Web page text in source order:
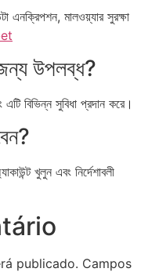
এনক্রিপশন, মালওয়্যার সুরক্ষা
জন্য উপলব্ধ?
বিভিন্ন সুবিধা প্রদান করে।
খুলুন এবং নির্দেশাবলী
publicado. Campos